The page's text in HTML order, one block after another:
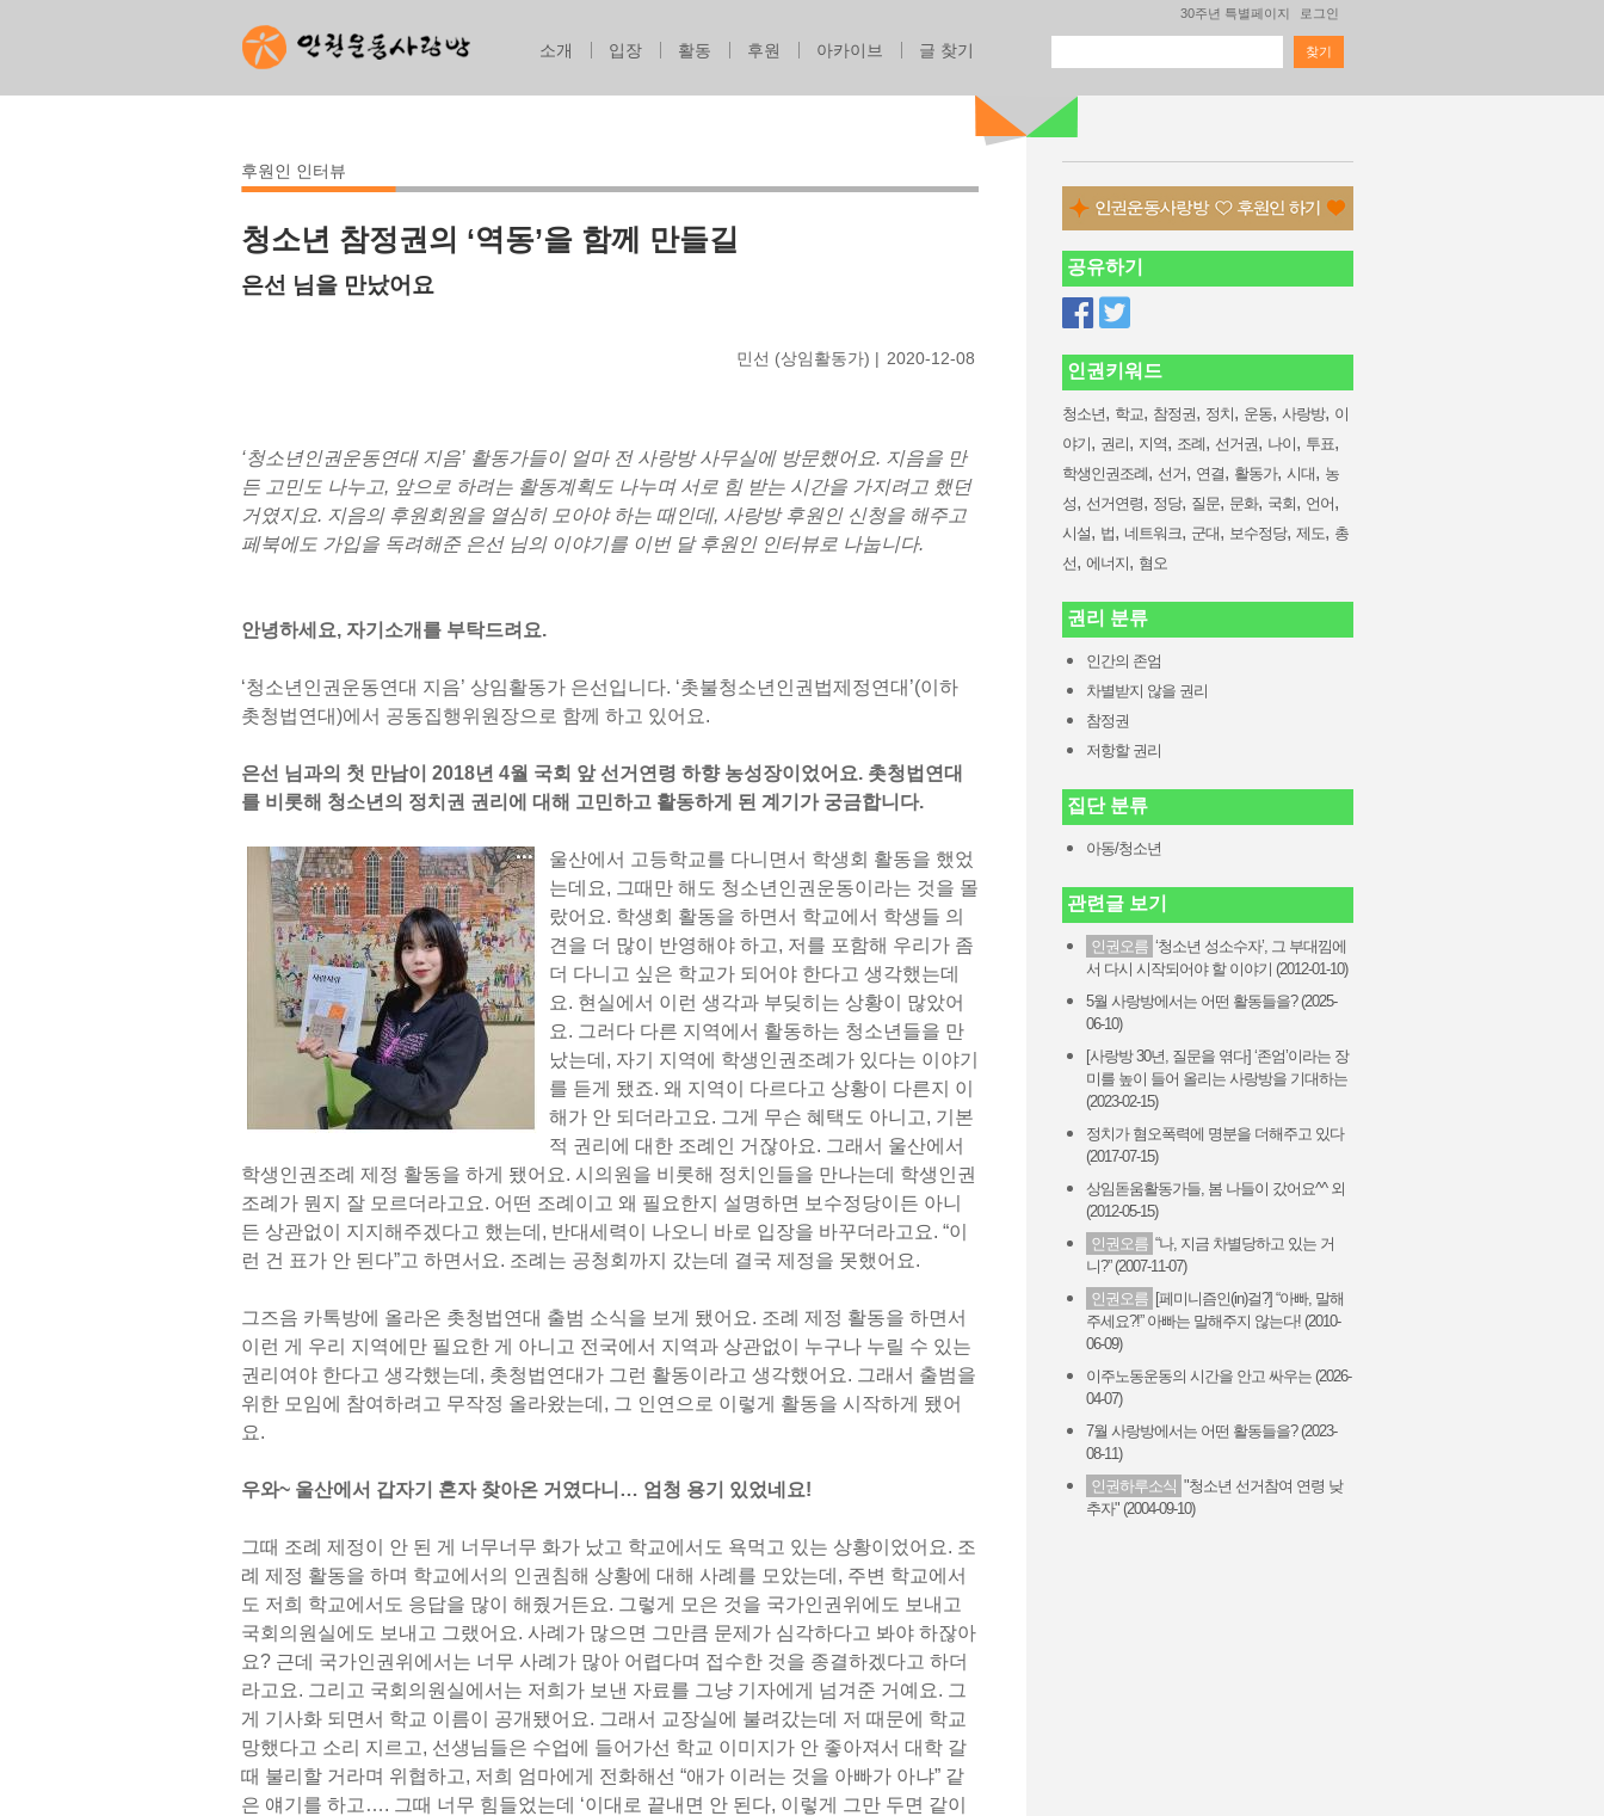
30주년 특별페이지 로그인
후원인 인터뷰
청소년 참정권의 ‘역동’을 함께 만들길
은선 님을 만났어요
민선 (상임활동가) 2020-12-08
‘청소년인권운동연대 지음’ 활동가들이 얼마 전 사랑방 사무실에 방문했어요. 지음을 만
든 고민도 나누고, 앞으로 하려는 활동계획도 나누며 서로 힘 받는 시간을 가지려고 했던
거였지요. 지음의 후원회원을 열심히 모아야 하는 때인데, 사랑방 후원인 신청을 해주고
페북에도 가입을 독려해준 은선 님의 이야기를 이번 달 후원인 인터뷰로 나눕니다.
안녕하세요, 자기소개를 부탁드려요.
‘청소년인권운동연대 지음’ 상임활동가 은선입니다. ‘촛불청소년인권법제정연대’(이하
촛청법연대)에서 공동집행위원장으로 함께 하고 있어요.
은선 님과의 첫 만남이 2018년 4월 국회 앞 선거연령 하향 농성장이었어요. 촛청법연대
를 비롯해 청소년의 정치권 권리에 대해 고민하고 활동하게 된 계기가 궁금합니다.
울산에서 고등학교를 다니면서 학생회 활동을 했었
는데요, 그때만 해도 청소년인권운동이라는 것을 몰
랐어요. 학생회 활동을 하면서 학교에서 학생들 의
견을 더 많이 반영해야 하고, 저를 포함해 우리가 좀
더 다니고 싶은 학교가 되어야 한다고 생각했는데
요. 현실에서 이런 생각과 부딪히는 상황이 많았어
요. 그러다 다른 지역에서 활동하는 청소년들을 만
났는데, 자기 지역에 학생인권조례가 있다는 이야기
를 듣게 됐죠. 왜 지역이 다르다고 상황이 다른지 이
해가 안 되더라고요. 그게 무슨 혜택도 아니고, 기본
적 권리에 대한 조례인 거잖아요. 그래서 울산에서
학생인권조례 제정 활동을 하게 됐어요. 시의원을 비롯해 정치인들을 만나는데 학생인권
조례가 뭔지 잘 모르더라고요. 어떤 조례이고 왜 필요한지 설명하면 보수정당이든 아니
든 상관없이 지지해주겠다고 했는데, 반대세력이 나오니 바로 입장을 바꾸더라고요. “이
런 건 표가 안 된다”고 하면서요. 조례는 공청회까지 갔는데 결국 제정을 못했어요.
그즈음 카톡방에 올라온 촛청법연대 출범 소식을 보게 됐어요. 조례 제정 활동을 하면서
이런 게 우리 지역에만 필요한 게 아니고 전국에서 지역과 상관없이 누구나 누릴 수 있는
권리여야 한다고 생각했는데, 촛청법연대가 그런 활동이라고 생각했어요. 그래서 출범을
위한 모임에 참여하려고 무작정 올라왔는데, 그 인연으로 이렇게 활동을 시작하게 됐어
요.
우와~ 울산에서 갑자기 혼자 찾아온 거였다니… 엄청 용기 있었네요!
그때 조례 제정이 안 된 게 너무너무 화가 났고 학교에서도 욕먹고 있는 상황이었어요. 조
례 제정 활동을 하며 학교에서의 인권침해 상황에 대해 사례를 모았는데, 주변 학교에서
도 저희 학교에서도 응답을 많이 해줬거든요. 그렇게 모은 것을 국가인권위에도 보내고
국회의원실에도 보내고 그랬어요. 사례가 많으면 그만큼 문제가 심각하다고 봐야 하잖아
요? 근데 국가인권위에서는 너무 사례가 많아 어렵다며 접수한 것을 종결하겠다고 하더
라고요. 그리고 국회의원실에서는 저희가 보낸 자료를 그냥 기자에게 넘겨준 거예요. 그
게 기사화 되면서 학교 이름이 공개됐어요. 그래서 교장실에 불려갔는데 저 때문에 학교
망했다고 소리 지르고, 선생님들은 수업에 들어가선 학교 이미지가 안 좋아져서 대학 갈
때 불리할 거라며 위협하고, 저희 엄마에게 전화해선 “애가 이러는 것을 아빠가 아냐” 같
은 얘기를 하고…. 그때 너무 힘들었는데 ‘이대로 끝내면 안 된다, 이렇게 그만 두면 같이
검색 폼
소개 입장 활동 후원 아카이브 글 찾기
공유하기
인권키워드
청소년, 학교, 참정권, 정치, 운동, 사랑방, 이
야기, 권리, 지역, 조례, 선거권, 나이, 투표,
학생인권조례, 선거, 연결, 활동가, 시대, 농
성, 선거연령, 정당, 질문, 문화, 국회, 언어,
시설, 법, 네트워크, 군대, 보수정당, 제도, 총
선, 에너지, 혐오
권리 분류
인간의 존엄
차별받지 않을 권리
참정권
저항할 권리
집단 분류
아동/청소년
관련글 보기
인권오름 ‘청소년 성소수자’, 그 부대낌에
서 다시 시작되어야 할 이야기 (2012-01-10)
5월 사랑방에서는 어떤 활동들을? (2025-
06-10)
[사랑방 30년, 질문을 엮다] ‘존엄’이라는 장
미를 높이 들어 올리는 사랑방을 기대하는
(2023-02-15)
정치가 혐오폭력에 명분을 더해주고 있다
(2017-07-15)
상임돋움활동가들, 봄 나들이 갔어요^^ 외
(2012-05-15)
인권오름 “나, 지금 차별당하고 있는 거
니?” (2007-11-07)
인권오름 [페미니즘인(in)걸?] “아빠, 말해
주세요?!” 아빠는 말해주지 않는다! (2010-
06-09)
이주노동운동의 시간을 안고 싸우는 (2026-
04-07)
7월 사랑방에서는 어떤 활동들을? (2023-
08-11)
인권하루소식 "청소년 선거참여 연령 낮
추자" (2004-09-10)